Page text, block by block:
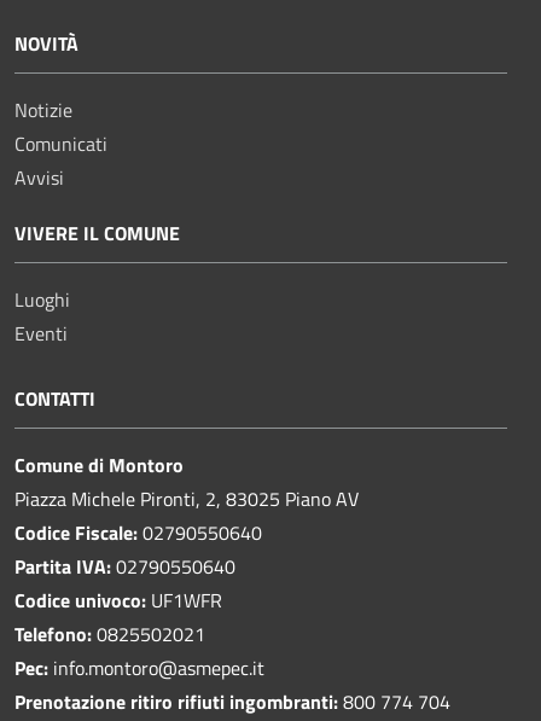
NOVITÀ
Notizie
Comunicati
Avvisi
VIVERE IL COMUNE
Luoghi
Eventi
CONTATTI
Comune di Montoro
Piazza Michele Pironti, 2, 83025 Piano AV
Codice Fiscale:02790550640
Partita IVA:02790550640
Codice univoco: UF1WFR
Telefono:0825502021
Pec: info.montoro@asmepec.it
Prenotazione ritiro rifiuti ingombranti:800 774 704